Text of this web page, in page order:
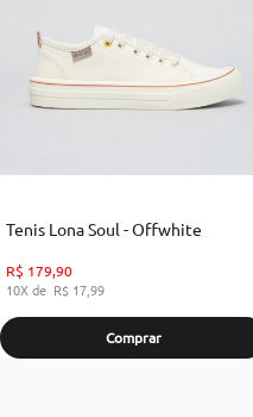
Tenis Lona Soul - Offwhite
R$ 179,90
10
R$ 17,99
Comprar